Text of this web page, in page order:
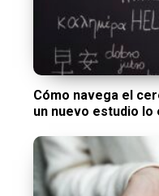
Cómo navega el
un nuevo estudio lo